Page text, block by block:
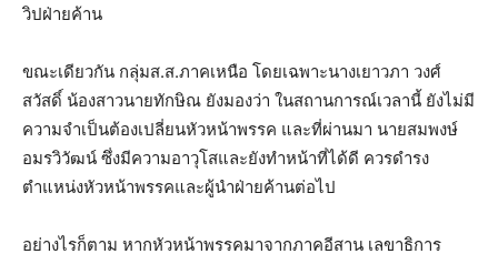
วิปฝ่ายค้าน
ขณะเดียวกัน กลุ่มส.ส.ภาคเหนือ โดยเฉพาะนางเยาวภา วงศ์
สวัสดิ์ น้องสาวนายทักษิณ ยังมองว่า ในสถานการณ์เวลานี้ ยังไม่มี
ความจำเป็นต้องเปลี่ยนหัวหน้าพรรค และที่ผ่านมา นายสมพงษ์
อมรวิวัฒน์ ซึ่งมีความอาวุโสและยังทำหน้าที่ได้ดี ควรดำรง
ตำแหน่งหัวหน้าพรรคและผู้นำฝ่ายค้านต่อไป
อย่างไรก็ตาม หากหัวหน้าพรรคมาจากภาคอีสาน เลขาธิการ